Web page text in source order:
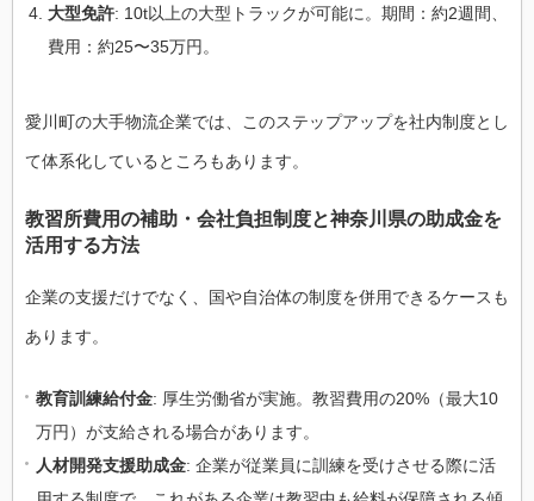
大型免許: 10t以上の大型トラックが可能に。期間：約2週間、
費用：約25〜35万円。
愛川町の大手物流企業では、このステップアップを社内制度とし
て体系化しているところもあります。
教習所費用の補助・会社負担制度と神奈川県の助成金を
活用する方法
企業の支援だけでなく、国や自治体の制度を併用できるケースも
あります。
教育訓練給付金: 厚生労働省が実施。教習費用の20%（最大10
万円）が支給される場合があります。
人材開発支援助成金: 企業が従業員に訓練を受けさせる際に活